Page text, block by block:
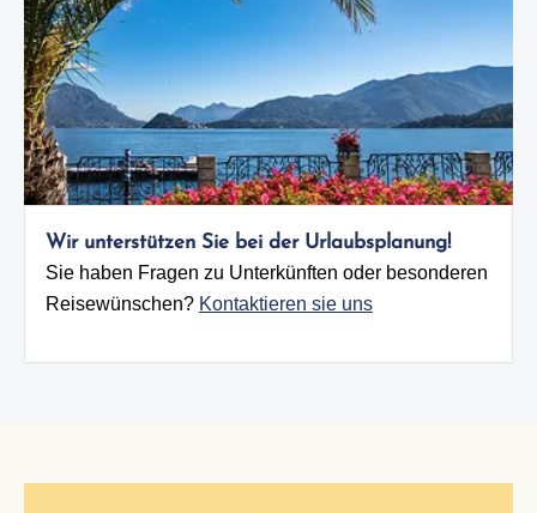
Wir unterstützen Sie bei der Urlaubsplanung!
Sie haben Fragen zu Unterkünften oder besonderen
Reisewünschen? Kontaktieren sie uns